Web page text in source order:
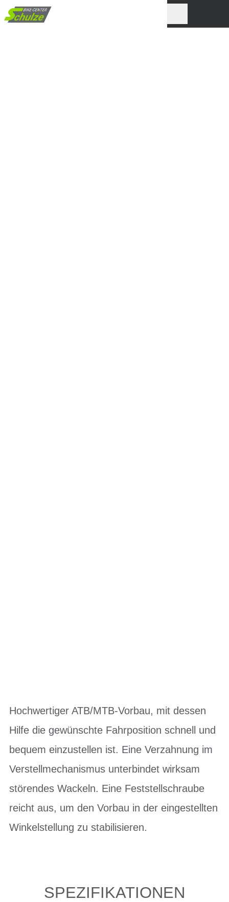
Hochwertiger ATB/MTB-Vorbau, mit dessen
Hilfe die gewünschte Fahrposition schnell und
bequem einzustellen ist. Eine Verzahnung im
Verstellmechanismus unterbindet wirksam
störendes Wackeln. Eine Feststellschraube
reicht aus, um den Vorbau in der eingestellten
Winkelstellung zu stabilisieren.
SPEZIFIKATIONEN